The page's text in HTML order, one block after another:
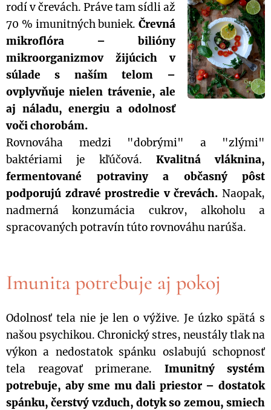
rodí v črevách. Práve tam sídli až
70 % imunitných buniek.Črevná
mikroflóra – bilióny
mikroorganizmov žijúcich v
súlade s naším telom –
ovplyvňuje nielen trávenie, ale
aj náladu, energiu a odolnosť
voči chorobám.
Rovnováha medzi "dobrými" a "zlými"
baktériami je kľúčová. Kvalitná vláknina,
fermentované potraviny a občasný pôst
podporujú zdravé prostredie v črevách. Naopak,
nadmerná konzumácia cukrov, alkoholu a
spracovaných potravín túto rovnováhu narúša.
Imunita potrebuje aj pokoj
Odolnosť tela nie je len o výžive. Je úzko spätá s
našou psychikou. Chronický stres, neustály tlak na
výkon a nedostatok spánku oslabujú schopnosť
tela reagovať primerane. Imunitný systém
potrebuje, aby sme mu dali priestor – dostatok
spánku, čerstvý vzduch, dotyk so zemou, smiech